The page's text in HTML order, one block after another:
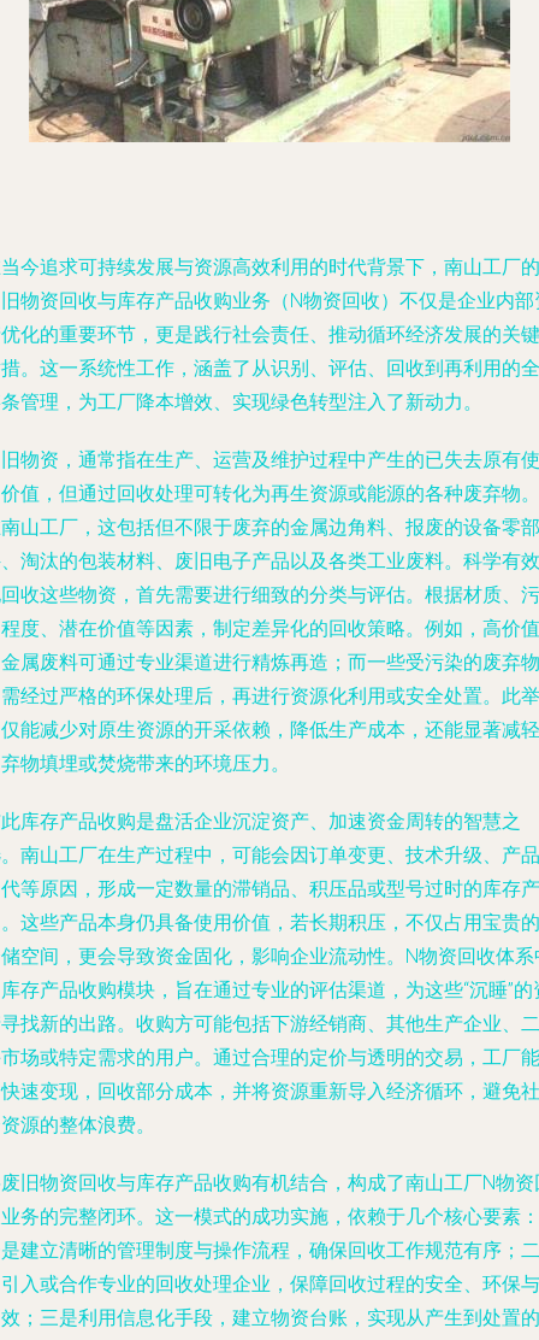
今追求可持续发展与资源高效利用的时代背景下，南山工厂的
物资回收与库存产品收购业务（N物资回收）不仅是企业内部
化的重要环节，更是践行社会责任、推动循环经济发展的关键
。这一系统性工作，涵盖了从识别、评估、回收到再利用的全
管理，为工厂降本增效、实现绿色转型注入了新动力。
物资，通常指在生产、运营及维护过程中产生的已失去原有使
值，但通过回收处理可转化为再生资源或能源的各种废弃物。
山工厂，这包括但不限于废弃的金属边角料、报废的设备零部
淘汰的包装材料、废旧电子产品以及各类工业废料。科学有效
收这些物资，首先需要进行细致的分类与评估。根据材质、污
度、潜在价值等因素，制定差异化的回收策略。例如，高价值
属废料可通过专业渠道进行精炼再造；而一些受污染的废弃物
经过严格的环保处理后，再进行资源化利用或安全处置。此举
能减少对原生资源的开采依赖，降低生产成本，还能显著减轻
物填埋或焚烧带来的环境压力。
库存产品收购是盘活企业沉淀资产、加速资金周转的智慧之
南山工厂在生产过程中，可能会因订单变更、技术升级、产品
等原因，形成一定数量的滞销品、积压品或型号过时的库存产
这些产品本身仍具备使用价值，若长期积压，不仅占用宝贵的
空间，更会导致资金固化，影响企业流动性。N物资回收体系
存产品收购模块，旨在通过专业的评估渠道，为这些“沉睡”的
找新的出路。收购方可能包括下游经销商、其他生产企业、二
场或特定需求的用户。通过合理的定价与透明的交易，工厂能
速变现，回收部分成本，并将资源重新导入经济循环，避免社
源的整体浪费。
旧物资回收与库存产品收购有机结合，构成了南山工厂N物资
务的完整闭环。这一模式的成功实施，依赖于几个核心要素：
建立清晰的管理制度与操作流程，确保回收工作规范有序；二
入或合作专业的回收处理企业，保障回收过程的安全、环保与
；三是利用信息化手段，建立物资台账，实现从产生到处置的